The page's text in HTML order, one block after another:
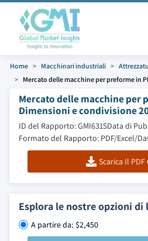
Home Macchinari industriali
Mercato delle macchine per preforme in
Mercato delle macchine per
Dimensioni e condivisione
ID del Rapporto: GMI6315Data di
Formato del Rapporto: PDF/Excel/
Scarica Il
Esplora le nostre opzioni di
A partire da: $2,450